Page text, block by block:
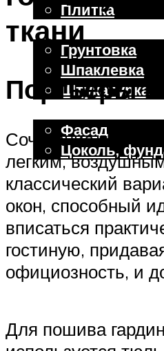
Плитка
Отделочные
Грунтовка
Шпаклевка
Штукатурка
Внешняя отделка
Фасад
Цоколь,
Меню
ткани
Портьеры и
Сочетание плотных
легким,
классический
окон, способный
вписаться
гостиную,
официозность, и
Для пошива